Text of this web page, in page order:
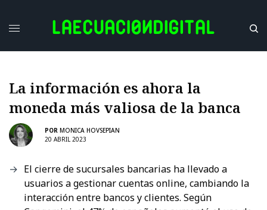
La información es ahora la
moneda más valiosa de la banca
POR MONICA HOVSEPIAN
20 ABRIL 2023
El cierre de sucursales bancarias ha llevado a
usuarios a gestionar cuentas online, cambiando la
interacción entre bancos y clientes. Según